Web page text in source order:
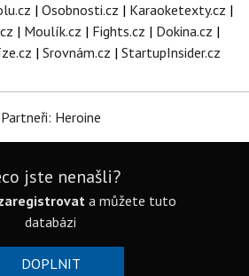
| Osobnosti.cz | Karaoketexty.cz |
| Moulík.cz | Fights.cz | Dokina.cz |
| Srovnám.cz | StartupInsider.cz
Partneři: Heroine
jste nenašli?
a můžete tuto
databázi
DOPLNIT